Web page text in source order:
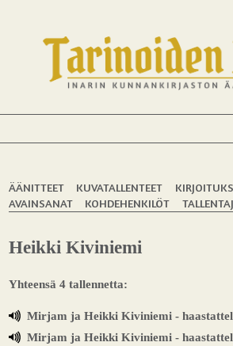
ÄÄNITTEET KUVATALLENTEET
AVAINSANAT
KOHDEHENKILÖT
Heikki Kiviniemi
Yhteensä 4 tallennetta:
Mirjam ja Heikki Kiviniemi -
Mirjam ja Heikki Kiviniemi -